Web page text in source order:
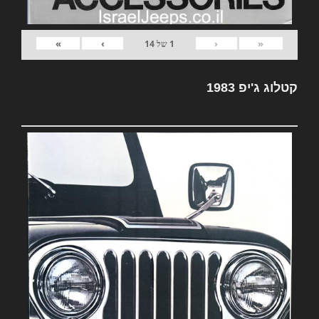
«
‹
1 של14
›
»
קטלוג ג'יפ 1983